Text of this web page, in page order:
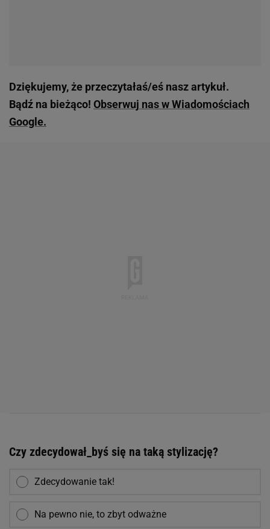
Dziękujemy, że przeczytałaś/eś nasz artykuł.
Bądź na bieżąco! Obserwuj nas w Wiadomościach
Google.
Czy zdecydował_byś się na taką stylizację?
Zdecydowanie tak!
Na pewno nie, to zbyt odważne